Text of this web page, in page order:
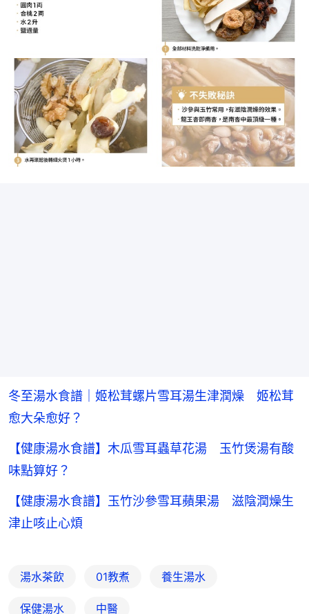
冬至湯水食譜｜姬松茸螺片雪耳湯生津潤燥 姬松茸
愈大朵愈好？
【健康湯水食譜】木瓜雪耳蟲草花湯 玉竹煲湯有酸
味點算好？
【健康湯水食譜】玉竹沙參雪耳蘋果湯 滋陰潤燥生
津止咳止心煩
湯水茶飲 01教煮 養生湯水
保健湯水 中醫